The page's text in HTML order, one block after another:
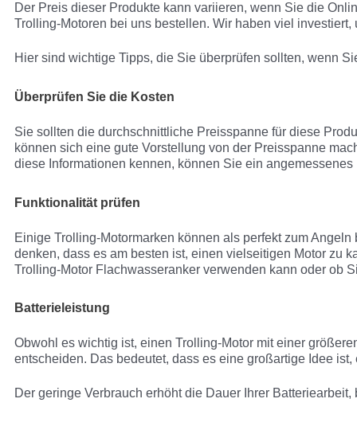
Der Preis dieser Produkte kann variieren, wenn Sie die
Trolling-Motoren bei uns bestellen. Wir haben viel
Hier sind wichtige Tipps, die Sie überprüfen sollten, wenn
Überprüfen Sie die Kosten
Sie sollten die durchschnittliche Preisspanne für diese
können sich eine gute Vorstellung von der Preisspanne
diese Informationen kennen, können Sie ein
Funktionalität prüfen
Einige Trolling-Motormarken können als perfekt zum
denken, dass es am besten ist, einen vielseitigen Motor zu
Trolling-Motor Flachwasseranker verwenden kann oder ob
Batterieleistung
Obwohl es wichtig ist, einen Trolling-Motor mit einer
entscheiden. Das bedeutet, dass es eine großartige Idee
Der geringe Verbrauch erhöht die Dauer Ihrer